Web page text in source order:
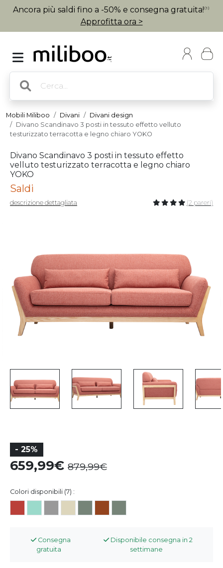
Ancora più saldi fino a -50% e consegna gratuita! (1)
Approfitta ora >
Mobili Miliboo Divani
Divani design
Divano Scandinavo 3 posti in tessuto effetto velluto
testurizzato terracotta e legno chiaro YOKO
Divano Scandinavo 3 posti in tessuto effetto
velluto testurizzato terracotta e legno chiaro
YOKO
Saldi
descrizione dettagliata (2 pareri)
- 25%
659,99 879,99
Colori disponibili (7) :
Consegna
gratuita
Disponibile consegna in 2
settimane